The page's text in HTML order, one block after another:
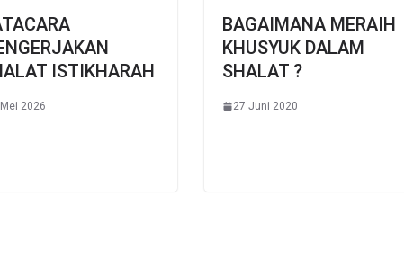
ISTIKHARAH
2026
BAGAIMANA MERAIH
KHUSYUK DALAM
SHALAT ?
27 Juni 2020